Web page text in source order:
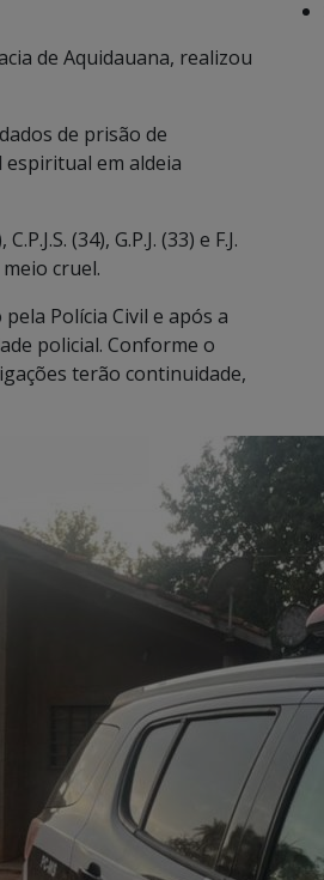
de Aquidauana, realizou
de prisão de
espiritual em aldeia
(34), G.P.J. (33) e F.J.
cruel.
Polícia Civil e após a
policial. Conforme o
terão continuidade,